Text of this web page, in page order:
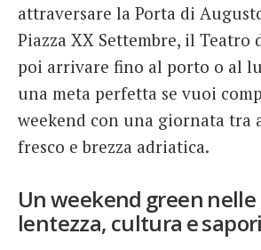
attraversare la Porta di
Piazza XX Settembre, il Teatro
poi arrivare fino al porto o al
una meta perfetta se vuoi
weekend con una giornata tra
fresco e brezza adriatica.
Un weekend green
lentezza, cultura e